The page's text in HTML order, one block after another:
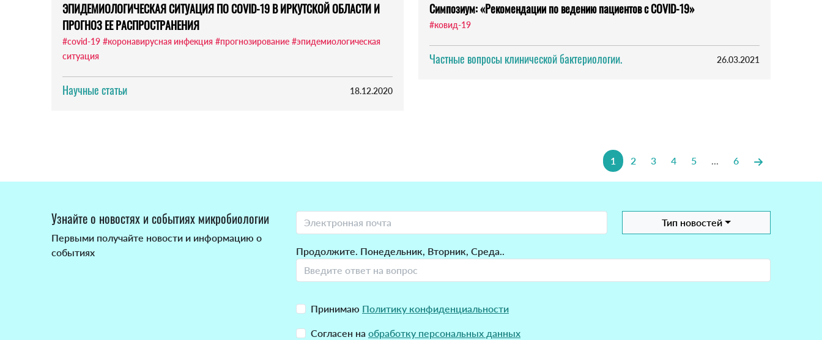
ЭПИДЕМИОЛОГИЧЕСКАЯ СИТУАЦИЯ ПО COVID-19 В ИРКУТСКОЙ ОБЛАСТИ И
ПРОГНОЗ ЕЕ РАСПРОСТРАНЕНИЯ
#covid-19 #коронавирусная инфекция #прогнозирование #эпидемиологическая
ситуация
Научные статьи 18.12.2020
Симпозиум: «Рекомендации по ведению пациентов с COVID-19»
#ковид-19
Частные вопросы клинической бактериологии. 26.03.2021
1 2 3 4 5 ... 6
Узнайте о новостях и событиях микробиологии
Первыми получайте новости и информацию о
событиях
Тип новостей
Продолжите. Понедельник, Вторник, Среда..
Принимаю Политику конфиденциальности
Согласен на обработку персональных данных